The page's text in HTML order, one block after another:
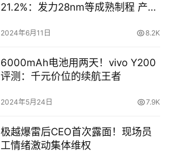
21.2%：发力28nm等成熟制程 产能
2024年6月11日 8.2K
6000mAh电池用两天！vivo Y200
评测：千元价位的续航王者
2024年5月24日 7.9K
极越爆雷后CEO首次露面！现场员
工情绪激动集体维权